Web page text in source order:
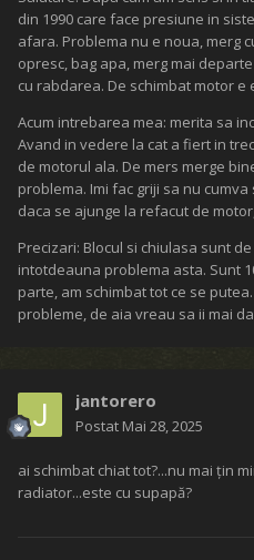
din 1990 care face presiune in
afara. Problema nu e noua, merg
opresc, bag apa, merg mai
cu rabdarea. De schimbat motor e
Acum intrebarea mea: merita sa
Avand in vedere la cat a fiert in
de motorul ala. De mers merge
problema. Imi fac griji sa nu
daca se ajunge la refacut de
Precizari: Blocul si chiulasa sunt
intotdeauna problema asta. Sunt
parte, am schimbat tot ce se
probleme, de aia vreau sa ii mai
jantorero
Postat Mai 28, 2025
ai schimbat chiat tot?...nu mai țin
radiator...este cu supapă?